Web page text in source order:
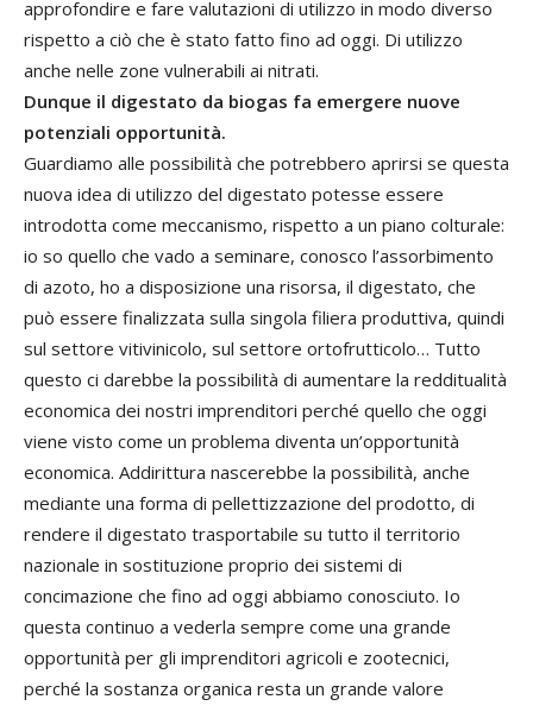
approfondire e fare valutazioni di utilizzo in modo diverso
rispetto a ciò che è stato fatto fino ad oggi. Di utilizzo
anche nelle zone vulnerabili ai nitrati.
Dunque il digestato da biogas fa emergere nuove
potenziali opportunità.
Guardiamo alle possibilità che potrebbero aprirsi se questa
nuova idea di utilizzo del digestato potesse essere
introdotta come meccanismo, rispetto a un piano colturale:
io so quello che vado a seminare, conosco l’assorbimento
di azoto, ho a disposizione una risorsa, il digestato, che
può essere finalizzata sulla singola filiera produttiva, quindi
sul settore vitivinicolo, sul settore ortofrutticolo… Tutto
questo ci darebbe la possibilità di aumentare la redditualità
economica dei nostri imprenditori perché quello che oggi
viene visto come un problema diventa un’opportunità
economica. Addirittura nascerebbe la possibilità, anche
mediante una forma di pellettizzazione del prodotto, di
rendere il digestato trasportabile su tutto il territorio
nazionale in sostituzione proprio dei sistemi di
concimazione che fino ad oggi abbiamo conosciuto. Io
questa continuo a vederla sempre come una grande
opportunità per gli imprenditori agricoli e zootecnici,
perché la sostanza organica resta un grande valore